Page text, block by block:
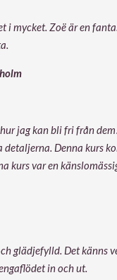
i mycket. Zoë är en
jag kan bli fri från
Denna kurs
kurs var en
glädjefylld. Det känns
in och ut.